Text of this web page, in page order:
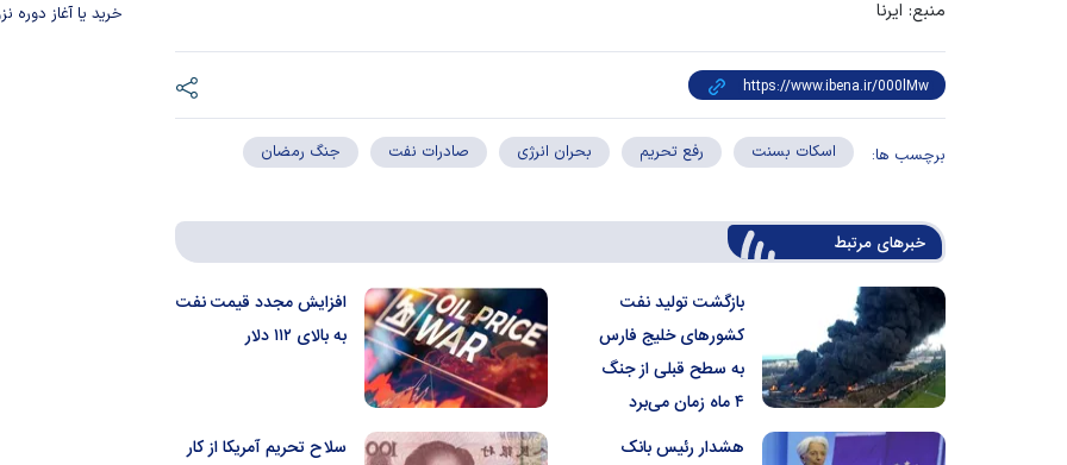
منبع: ایرنا
برچسب ها: اسکات بسنت رفع تحریم بحران انرژی صادرات نفت جنگ رمضان
خبرهای مرتبط
بازگشت تولید نفت
کشور‌های خلیج فارس
به سطح قبلی از جنگ
۴ ماه زمان می‌برد
افزایش مجدد قیمت نفت
به بالای ۱۱۲ دلار
هشدار رئیس بانک
سلاح تحریم آمریکا از کار
خرید یا آغاز دوره